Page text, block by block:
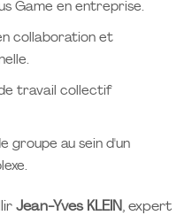
Game en entreprise.
collaboration et
travail collectif
groupe au sein d'un
Jean-Yves KLEIN, expert